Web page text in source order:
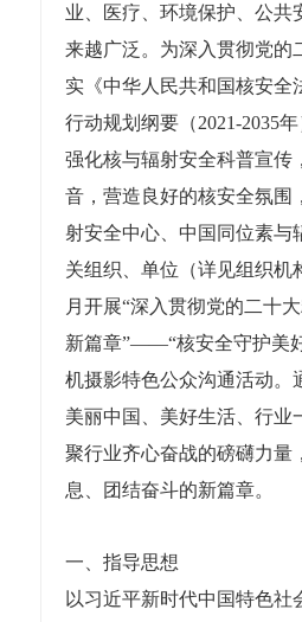
业、医疗、环境保护、公共
来越广泛。为深入贯彻党的
实《中华人民共和国核安全
行动规划纲要（2021-2035
强化核与辐射安全科普宣传
音，营造良好的核安全氛围
射安全中心、中国同位素与
关组织、单位（详见组织机
月开展“深入贯彻党的二十
新篇章”——“核安全守护美
机摄影特色公众沟通活动。
美丽中国、美好生活、行业
聚行业齐心奋战的磅礴力量
息、团结奋斗的新篇章。
一、指导思想
以习近平新时代中国特色社